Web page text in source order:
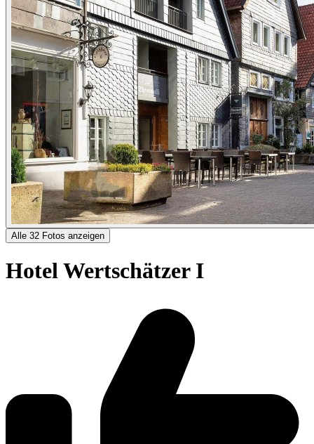
Alle 32 Fotos anzeigen
Hotel Wertschätzer I